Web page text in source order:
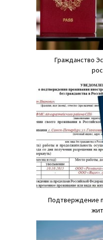
Гражданство
Подтверждение